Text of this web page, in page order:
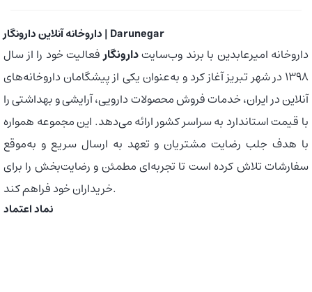
داروخانه آنلاین دارونگار | Darunegar
داروخانه امیرعابدین با برند وب‌سایتدارونگارفعالیت خود را از سال
1398 در شهر تبریز آغاز کرد و به‌عنوان یکی از پیشگامان داروخانه‌های
آنلاین در ایران، خدمات فروش محصولات دارویی، آرایشی و بهداشتی را
با قیمت استاندارد به سراسر کشور ارائه می‌دهد. این مجموعه همواره
با هدف جلب رضایت مشتریان و تعهد به ارسال سریع و به‌موقع
سفارشات تلاش کرده است تا تجربه‌ای مطمئن و رضایت‌بخش را برای
خریداران خود فراهم کند.
نماد اعتماد